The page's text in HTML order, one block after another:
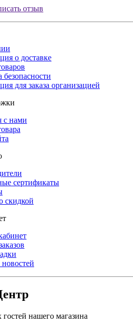
отзыв
о доставке
для заказа организацией
с нами
сертификаты
скидкой
нашего магазина